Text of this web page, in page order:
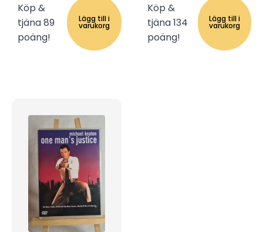
Köp &
tjäna 89
poäng!
Lägg till i
varukorg
Köp &
tjäna 134
poäng!
Lägg till i
varukorg